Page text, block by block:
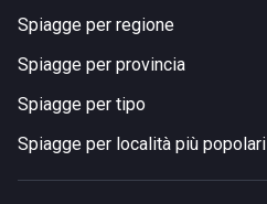
Spiagge per regione
Spiagge per provincia
Spiagge per tipo
Spiagge per località più popolari